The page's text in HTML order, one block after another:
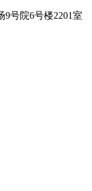
号院6号楼2201室